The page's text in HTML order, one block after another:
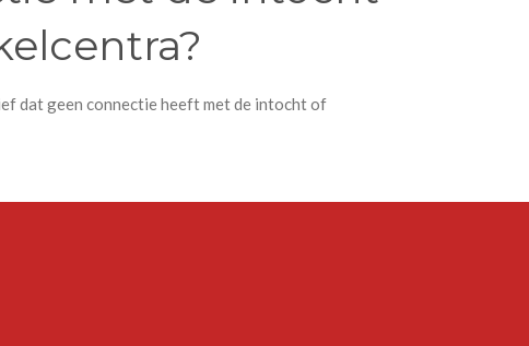
dat geen connectie heeft met de intocht of